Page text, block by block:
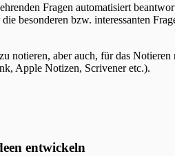
Fragen automatisiert
besonderen bzw. interessanten
notieren, aber auch, für das
Apple Notizen, Scrivener etc.).
entwickeln